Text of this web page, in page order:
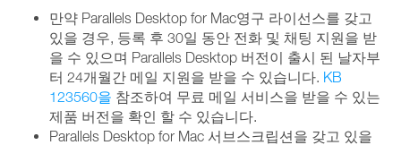
만약 Parallels Desktop for Mac영구 라이선스를 갖고
있을 경우, 등록 후 30일 동안 전화 및 채팅 지원을 받
을 수 있으며 Parallels Desktop 버전이 출시 된 날자부
터 24개월간 메일 지원을 받을 수 있습니다. KB
123560을 참조하여 무료 메일 서비스을 받을 수 있는
제품 버전을 확인 할 수 있습니다.
Parallels Desktop for Mac 서브스크립션을 갖고 있을